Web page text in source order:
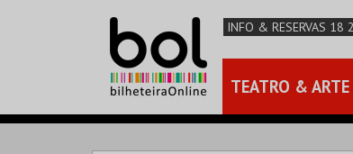
INFO & RESERVAS 18
TEATRO & ARTE